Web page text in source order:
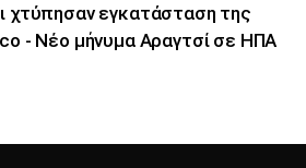
χτύπησαν εγκατάσταση της
- Νέο μήνυμα Αραγτσί σε ΗΠΑ